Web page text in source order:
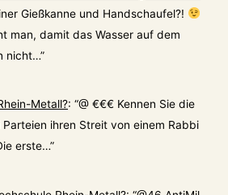
Gießkanne und Handschaufel?!
man, damit das Wasser auf dem
nicht…”
Metall?: “@ €€€ Kennen Sie die
ihren Streit von einem Rabbi
erste…”